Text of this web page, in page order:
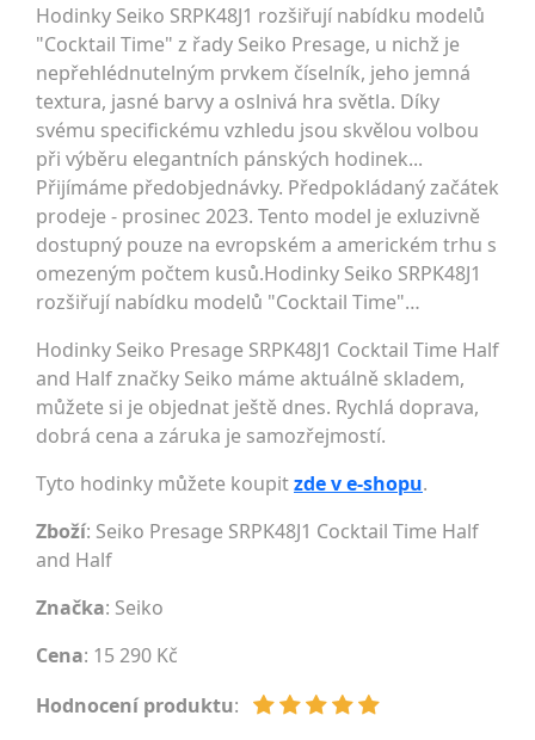
Hodinky Seiko SRPK48J1 rozšiřují nabídku modelů
"Cocktail Time" z řady Seiko Presage, u nichž je
nepřehlédnutelným prvkem číselník, jeho jemná
textura, jasné barvy a oslnivá hra světla. Díky
svému specifickému vzhledu jsou skvělou volbou
při výběru elegantních pánských hodinek...
Přijímáme předobjednávky. Předpokládaný začátek
prodeje - prosinec 2023. Tento model je exluzivně
dostupný pouze na evropském a americkém trhu s
omezeným počtem kusů.Hodinky Seiko SRPK48J1
rozšiřují nabídku modelů "Cocktail Time"…
Hodinky Seiko Presage SRPK48J1 Cocktail Time Half
and Half značky Seiko máme aktuálně skladem,
můžete si je objednat ještě dnes. Rychlá doprava,
dobrá cena a záruka je samozřejmostí.
Tyto hodinky můžete koupitzde v e-shopu.
Zboží: Seiko Presage SRPK48J1 Cocktail Time Half
and Half
Značka: Seiko
Cena: 15 290 Kč
Hodnocení produktu: